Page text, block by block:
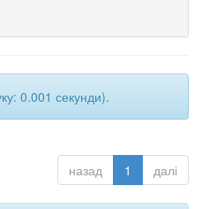
0.001 секунди).
назад 1 далі